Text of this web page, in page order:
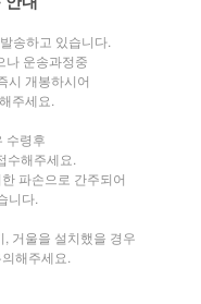
송하고 있습니다.
나 운송과정중
시 개봉하시어
주세요.
수령후
수해주세요.
파손으로 간주되어
니다.
거울을 설치했을 경우
해주세요.